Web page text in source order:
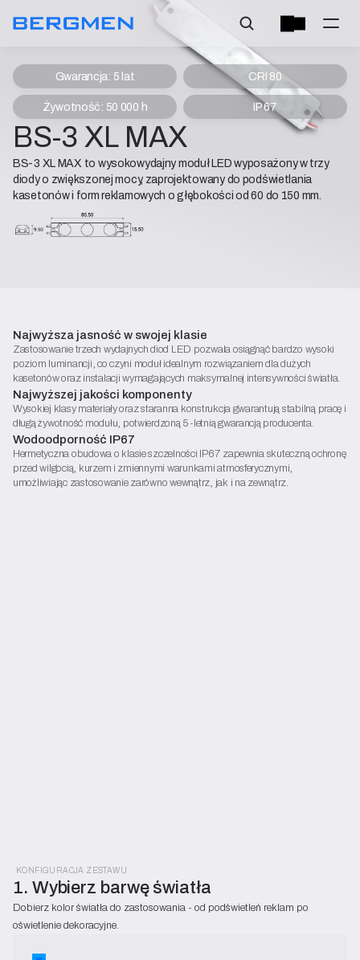
IP 67
CRI 80
Żywotność: 50 000 h
Gwarancja: 5 lat
BS-3 XL MAX
BS-3 XL MAX to wysokowydajny moduł LED wyposażony w trzy
diody o zwiększonej mocy, zaprojektowany do podświetlania
kasetonów i form reklamowych o głębokości od 60 do 150 mm.
Najwyższa jasność w swojej klasie
Zastosowanie trzech wydajnych diod LED pozwala osiągnąć bardzo wysoki
poziom luminancji, co czyni moduł idealnym rozwiązaniem dla dużych
kasetonów oraz instalacji wymagających maksymalnej intensywności światła.
Najwyższej jakości komponenty
Wysokiej klasy materiały oraz staranna konstrukcja gwarantują stabilną pracę i
długą żywotność modułu, potwierdzoną 5-letnią gwarancją producenta.
Wodoodporność IP67
Hermetyczna obudowa o klasie szczelności IP67 zapewnia skuteczną ochronę
przed wilgocią, kurzem i zmiennymi warunkami atmosferycznymi,
umożliwiając zastosowanie zarówno wewnątrz, jak i na zewnątrz.
KONFIGURACJA ZESTAWU
1. Wybierz barwę światła
Dobierz kolor światła do zastosowania - od podświetleń reklam po
oświetlenie dekoracyjne.